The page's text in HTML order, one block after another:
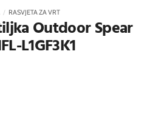
/ RASVJETA ZA VRT
Outdoor Spear
L1GF3K1